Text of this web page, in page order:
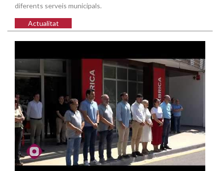
diferents serveis municipals.
Actualitat